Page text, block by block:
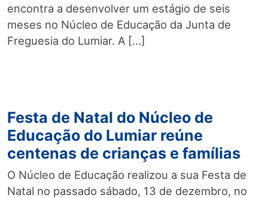
encontra a desenvolver um estágio de seis
meses no Núcleo de Educação da Junta de
Freguesia do Lumiar. A […]
Festa de Natal do Núcleo de
Educação do Lumiar reúne
centenas de crianças e famílias
O Núcleo de Educação realizou a sua Festa de
Natal no passado sábado, 13 de dezembro, no